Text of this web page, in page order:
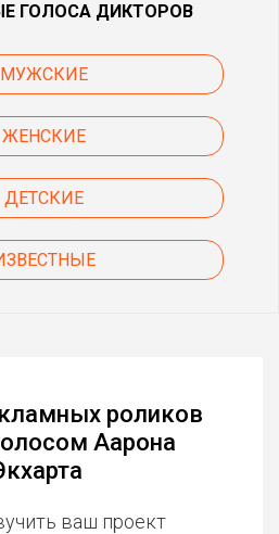
ГОЛОСА ДИКТОРОВ
МУЖСКИЕ
ЖЕНСКИЕ
ДЕТСКИЕ
роликов
Аарона
ваш проект